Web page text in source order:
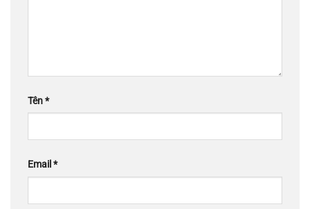
Tên*
Email*